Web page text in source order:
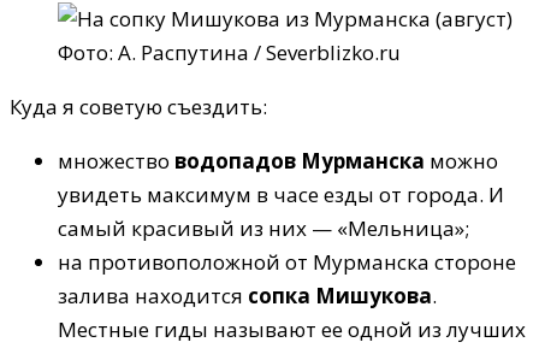
Фото: А. Распутина / Severblizko.ru
Куда я советую съездить:
множество водопадов Мурманска можно
увидеть максимум в часе езды от города. И
самый красивый из них — «Мельница»;
на противоположной от Мурманска стороне
залива находится сопка Мишукова.
Местные гиды называют ее одной из лучших